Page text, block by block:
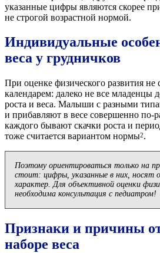
указанные цифры являются скорее
не строгой возрастной нормой.
Индивидуальные
веса у грудничков
При оценке физического развития не
календарем: далеко не все младенцы
роста и веса. Малыши с разными
и прибавляют в весе совершенно по-
каждого бывают скачки роста и
тоже считается вариантом нормы2.
Поэтому ориентироваться только на
стоит: цифры, указанные в них, носят
характер. Для объективной оценки
необходима консультация с педиатром!
Признаки и причины
наборе веса